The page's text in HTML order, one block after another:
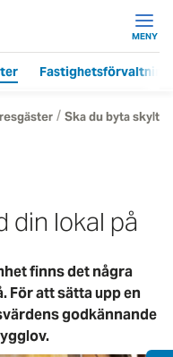
MENY
Fastighetsförvaltning
/ Ska du byta skylt
din lokal på
finns det några
För att sätta upp en
godkännande